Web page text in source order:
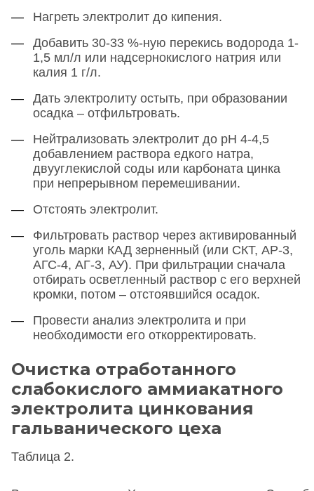
Нагреть электролит до кипения.
Добавить 30-33 %-ную перекись водорода 1-
1,5 мл/л или надсернокислого натрия или
калия 1 г/л.
Дать электролиту остыть, при образовании
осадка – отфильтровать.
Нейтрализовать электролит до pH 4-4,5
добавлением раствора едкого натра,
двууглекислой соды или карбоната цинка
при непрерывном перемешивании.
Отстоять электролит.
Фильтровать раствор через активированный
уголь марки КАД зерненный (или СКТ, АР-3,
АГС-4, АГ-3, АУ). При фильтрации сначала
отбирать осветленный раствор с его верхней
кромки, потом – отстоявшийся осадок.
Провести анализ электролита и при
необходимости его откорректировать.
Очистка отработанного
слабокислого аммиакатного
электролита цинкования
гальванического цеха
Таблица 2.